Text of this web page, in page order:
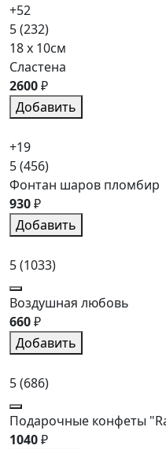
+52
5(232)
18 x 10см
Сластена
2600₽
Добавить
+19
5(456)
Фонтан шаров пломбир
930₽
Добавить
5(1033)
Воздушная любовь
660₽
Добавить
5(686)
Подарочные конфеты
1040₽